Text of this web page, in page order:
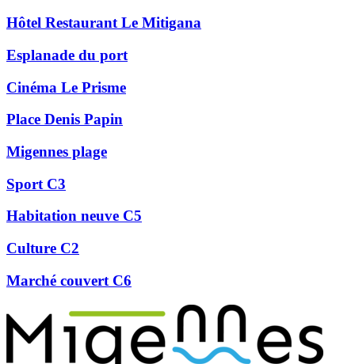
Hôtel Restaurant Le Mitigana
Esplanade du port
Cinéma Le Prisme
Place Denis Papin
Migennes plage
Sport C3
Habitation neuve C5
Culture C2
Marché couvert C6
Précédent
Suivant